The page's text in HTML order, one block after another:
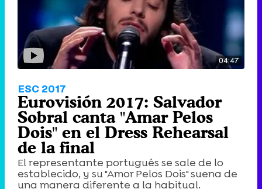
04:47
ESC 2017
Eurovisión 2017: Salvador
Sobral canta "Amar Pelos
Dois" en el Dress Rehearsal
de la final
El representante portugués se sale de lo
establecido, y su "Amor Pelos Dois" suena de
una manera diferente a la habitual.